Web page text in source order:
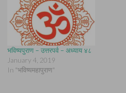
भविष्यपुराण – उत्तरपर्व – अध्याय ४८
January 4, 2019
In "भविष्यमहापुराण"